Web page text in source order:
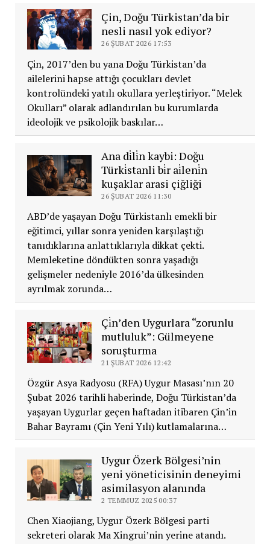
Çin, Doğu Türkistan’da bir
nesli nasıl yok ediyor?
26 ŞUBAT 2026 17:53
Çin, 2017’den bu yana Doğu Türkistan’da
ailelerini hapse attığı çocukları devlet
kontrolündeki yatılı okullara yerleştiriyor. “Melek
Okulları” olarak adlandırılan bu kurumlarda
ideolojik ve psikolojik baskılar…
Ana di̇li̇n kaybi: Doğu
Türki̇stanli bi̇r ai̇leni̇n
kuşaklar arasi çiğliği
26 ŞUBAT 2026 11:30
ABD’de yaşayan Doğu Türkistanlı emekli bir
eğitimci, yıllar sonra yeniden karşılaştığı
tanıdıklarına anlattıklarıyla dikkat çekti.
Memleketine döndükten sonra yaşadığı
gelişmeler nedeniyle 2016’da ülkesinden
ayrılmak zorunda…
Çi̇n’den Uygurlara “zorunlu
mutluluk”: Gülmeyene
soruşturma
21 ŞUBAT 2026 12:42
Özgür Asya Radyosu (RFA) Uygur Masası’nın 20
Şubat 2026 tarihli haberinde, Doğu Türkistan’da
yaşayan Uygurlar geçen haftadan itibaren Çin’in
Bahar Bayramı (Çin Yeni Yılı) kutlamalarına…
Uygur Özerk Bölgesi’nin
yeni yöneticisinin deneyimi
asimilasyon alanında
2 TEMMUZ 2025 00:37
Chen Xiaojiang, Uygur Özerk Bölgesi parti
sekreteri olarak Ma Xingrui’nin yerine atandı.